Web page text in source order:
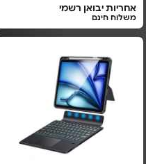
אחריות יבואן רשמי
משלוח חינם